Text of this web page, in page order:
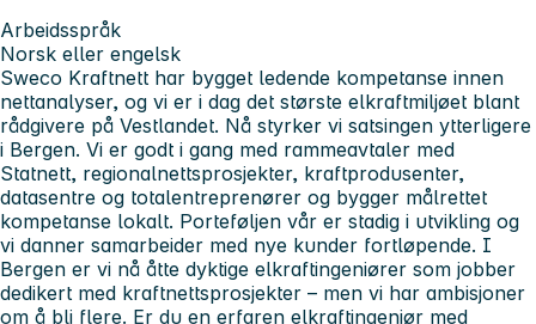
Arbeidsspråk
Norsk eller engelsk
Sweco Kraftnett har bygget ledende kompetanse innen
nettanalyser, og vi er i dag det største elkraftmiljøet blant
rådgivere på Vestlandet. Nå styrker vi satsingen ytterligere
i Bergen. Vi er godt i gang med rammeavtaler med
Statnett, regionalnettsprosjekter, kraftprodusenter,
datasentre og totalentreprenører og bygger målrettet
kompetanse lokalt. Porteføljen vår er stadig i utvikling og
vi danner samarbeider med nye kunder fortløpende. I
Bergen er vi nå åtte dyktige elkraftingeniører som jobber
dedikert med kraftnettsprosjekter – men vi har ambisjoner
om å bli flere. Er du en erfaren elkraftingeniør med